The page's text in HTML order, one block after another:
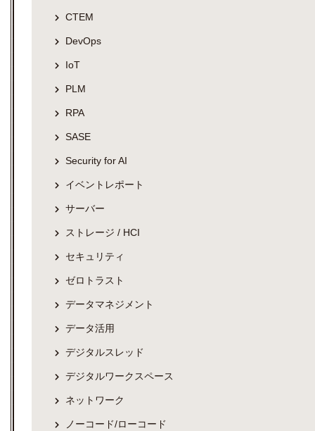
CTEM
DevOps
IoT
PLM
RPA
SASE
Security for AI
イベントレポート
サーバー
ストレージ / HCI
セキュリティ
ゼロトラスト
データマネジメント
データ活用
デジタルスレッド
デジタルワークスペース
ネットワーク
ノーコード/ローコード